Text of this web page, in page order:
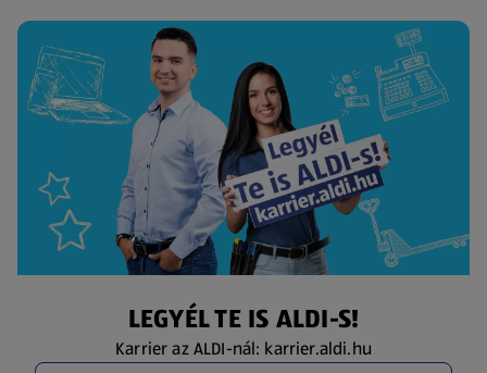
LEGYÉL TE IS ALDI-S!
Karrier az ALDI-nál: karrier.aldi.hu